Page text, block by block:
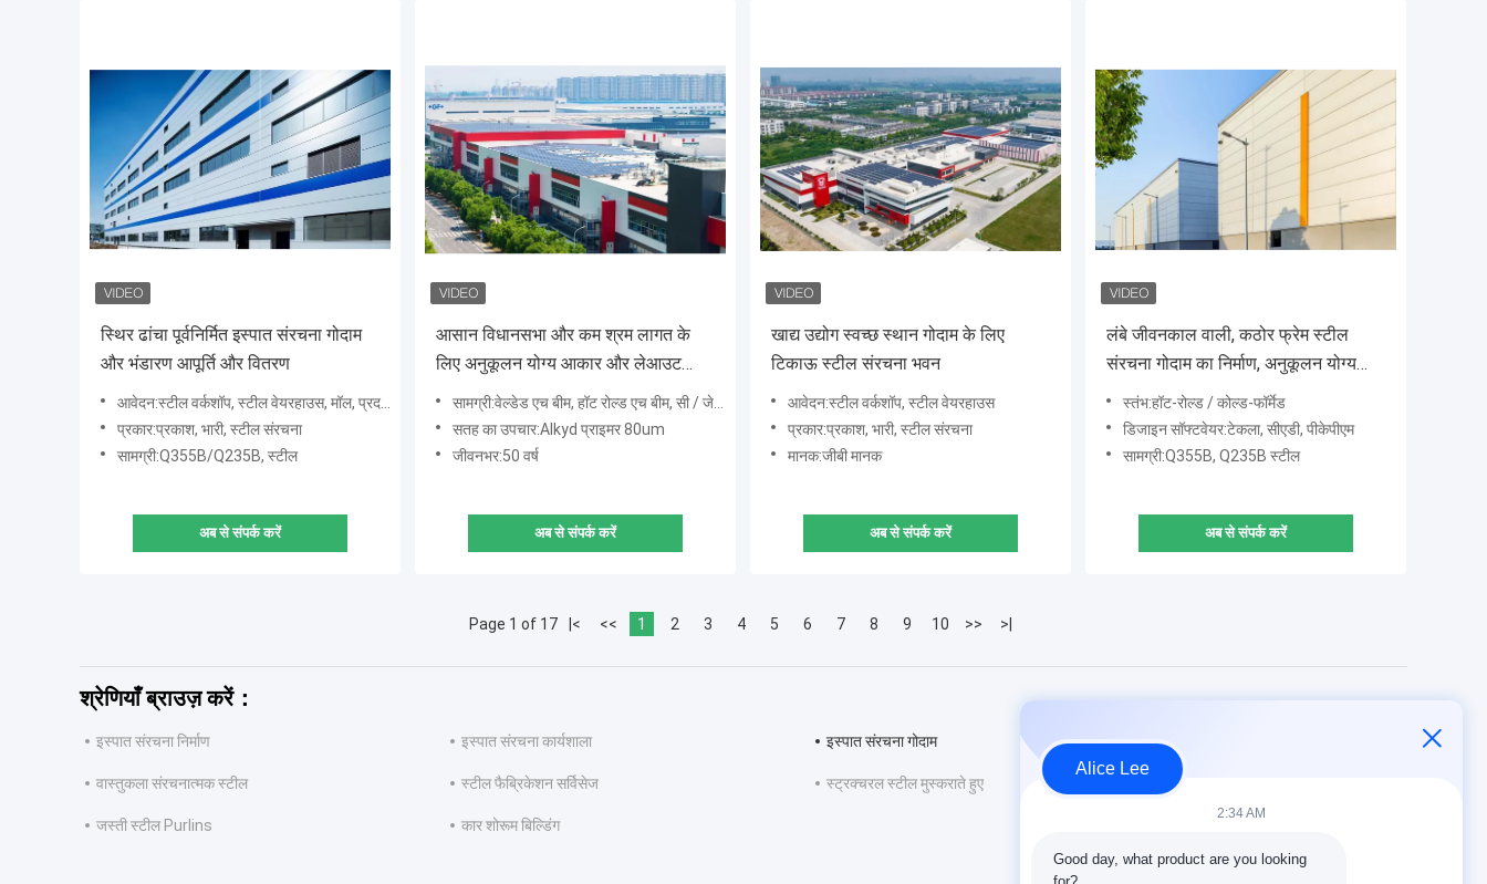
स्थिर ढांचा पूर्वनिर्मित इस्पात संरचना गोदाम
और भंडारण आपूर्ति और वितरण
आवेदन:स्टील वर्कशॉप, स्टील वेयरहाउस, मॉल, प्रदर्शनी, स्टेडियम
प्रकार:प्रकाश, भारी, स्टील संरचना
सामग्री:Q355B/Q235B, स्टील
अब से संपर्क करें
आसान विधानसभा और कम श्रम लागत के
लिए अनुकूलन योग्य आकार और लेआउट
स्टील संरचना गोदाम
सामग्री:वेल्डेड एच बीम, हॉट रोल्ड एच बीम, सी / जेड शहतीर
सतह का उपचार:Alkyd प्राइमर 80um
जीवनभर:50 वर्ष
अब से संपर्क करें
खाद्य उद्योग स्वच्छ स्थान गोदाम के लिए
टिकाऊ स्टील संरचना भवन
आवेदन:स्टील वर्कशॉप, स्टील वेयरहाउस
प्रकार:प्रकाश, भारी, स्टील संरचना
मानक:जीबी मानक
अब से संपर्क करें
लंबे जीवनकाल वाली, कठोर फ्रेम स्टील
संरचना गोदाम का निर्माण, अनुकूलन योग्य
आकार और लेआउट के साथ
स्तंभ:हॉट-रोल्ड / कोल्ड-फॉर्मेड
डिजाइन सॉफ्टवेयर:टेकला, सीएडी, पीकेपीएम
सामग्री:Q355B, Q235B स्टील
अब से संपर्क करें
Page 1 of 17 |< << 1 2 3 4 5 6 7 8 9 10 >> >|
श्रेणियाँ ब्राउज़ करें：
इस्पात संरचना निर्माण इस्पात संरचना कार्यशाला इस्पात संरचना गोदाम
वास्तुकला संरचनात्मक स्टील स्टील फैब्रिकेशन सर्विसेज स्ट्रक्चरल स्टील मुस्कराते हुए
जस्ती स्टील Purlins कार शोरूम बिल्डिंग
Alice Lee
2:34 AM
Good day, what product are you looking